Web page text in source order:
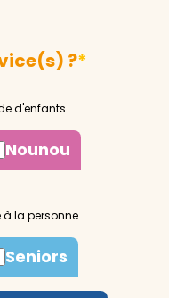
?*
Nounou
Seniors